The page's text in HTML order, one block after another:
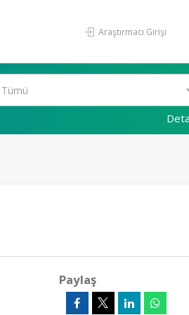
Araştırmacı Girişi
Paylaş